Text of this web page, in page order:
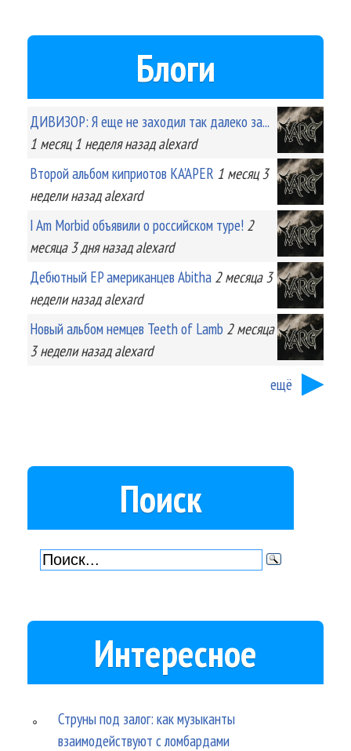
Блоги
ДИВИЗОР: Я еще не заходил так далеко за...
1 месяц 1 неделяназад alexard
Второй альбом киприотов KA'APER 1 месяц 3
неделиназад alexard
I Am Morbid объявили о российском туре! 2
месяца 3 дняназад alexard
Дебютный EP американцев Abitha 2 месяца 3
неделиназад alexard
Новый альбом немцев Teeth of Lamb 2 месяца
3 неделиназад alexard
ещё
Поиск
Интересное
Струны под залог: как музыканты
взаимодействуют с ломбардами